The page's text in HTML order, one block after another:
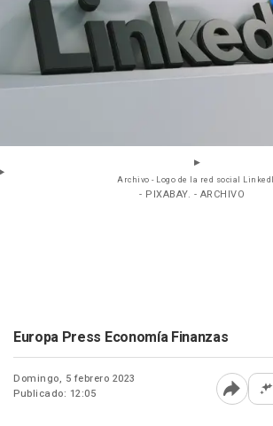
Archivo - Logo de la red social
- PIXABAY. - ARCHIVO
Europa Press Economía Finanzas
Domingo, 5 febrero 2023
Publicado: 12:05
Abrir